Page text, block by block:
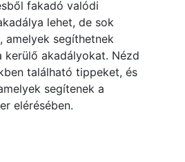
fakadó valódi
lehet, de sok
amelyek segíthetnek
kerülő akadályokat. Nézd
található tippeket, és
segítenek a
elérésében.